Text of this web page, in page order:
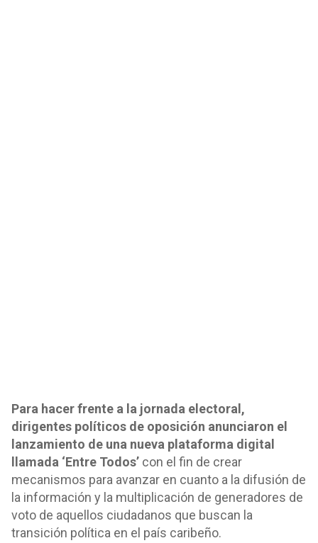
Para hacer frente a la jornada electoral,
dirigentes políticos de oposición anunciaron el
lanzamiento de una nueva plataforma digital
llamada ‘Entre Todos’ con el fin de crear
mecanismos para avanzar en cuanto a la difusión de
la información y la multiplicación de generadores de
voto de aquellos ciudadanos que buscan la
transición política en el país caribeño.